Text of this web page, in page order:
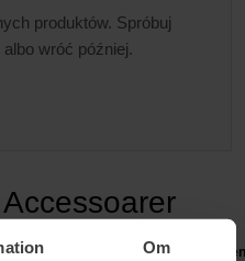
Om
produktów. Spróbuj
wróć później.